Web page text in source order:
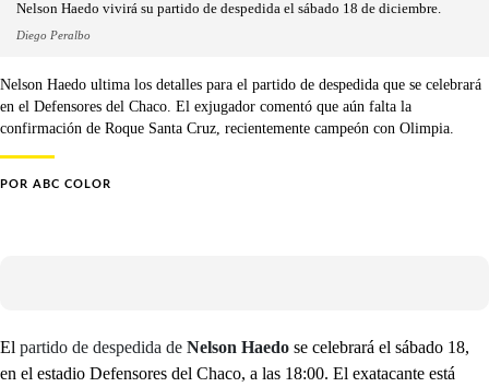
Nelson Haedo vivirá su partido de despedida el sábado 18 de diciembre.
Diego Peralbo
Nelson Haedo ultima los detalles para el partido de despedida que se celebrará
en el Defensores del Chaco. El exjugador comentó que aún falta la
confirmación de Roque Santa Cruz, recientemente campeón con Olimpia.
POR ABC COLOR
El partido de despedida de Nelson Haedo se celebrará el sábado 18,
en el estadio Defensores del Chaco, a las 18:00. El exatacante está